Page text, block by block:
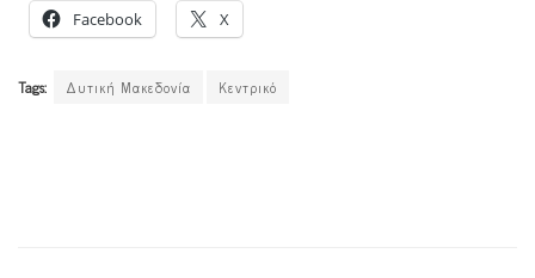
Facebook X
Tags: Δυτική Μακεδονία Κεντρικό